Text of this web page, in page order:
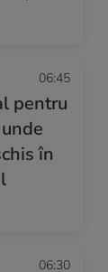
06:45
pentru
în
06:30